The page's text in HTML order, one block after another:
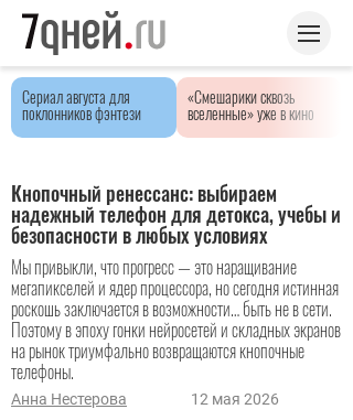
Сериал августа для
поклонников фэнтези
«Смешарики сквозь
вселенные» уже в кино
Кнопочный ренессанс: выбираем
надежный телефон для детокса, учебы и
безопасности в любых условиях
Мы привыкли, что прогресс — это наращивание
мегапикселей и ядер процессора, но сегодня истинная
роскошь заключается в возможности… быть не в сети.
Поэтому в эпоху гонки нейросетей и складных экранов
на рынок триумфально возвращаются кнопочные
телефоны.
Анна Нестерова 12 мая 2026